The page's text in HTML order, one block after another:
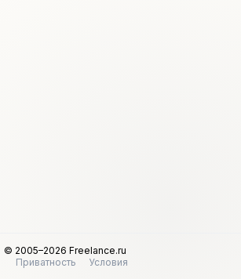
© 2005–2026 Freelance.ru
Приватность
Условия